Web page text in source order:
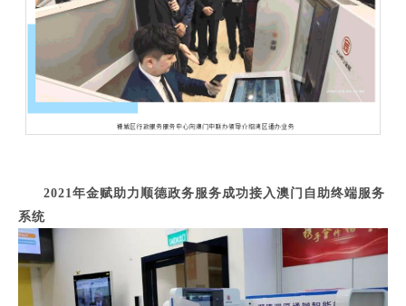
2021年金赋助力顺德政务服务成功接入澳门自助终端服务
系统